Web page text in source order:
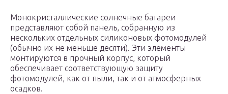
Монокристаллические солнечные батареи
представляют собой панель, собранную из
нескольких отдельных силиконовых фотомодулей
(обычно их не меньше десяти). Эти элементы
монтируются в прочный корпус, который
обеспечивает соответствующую защиту
фотомодулей, как от пыли, так и от атмосферных
осадков.